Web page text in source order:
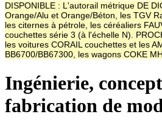
DISPONIBLE : L'autorail métrique DE
Orange/Alu et Orange/Béton, les TGV
les citernes à pétrole, les céréaliers
couchettes série 3 (à l'échelle N).
les voitures CORAIL couchettes et les
BB6700/BB67300, les wagons COKE
Ingénierie,
fabrication de